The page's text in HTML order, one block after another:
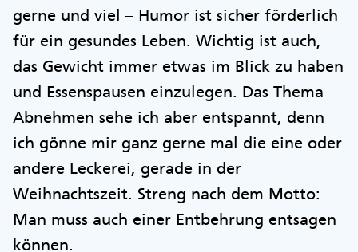
gerne und viel – Humor ist sicher förderlich
für ein gesundes Leben. Wichtig ist auch,
das Gewicht immer etwas im Blick zu haben
und Essenspausen einzulegen. Das Thema
Abnehmen sehe ich aber entspannt, denn
ich gönne mir ganz gerne mal die eine oder
andere Leckerei, gerade in der
Weihnachtszeit. Streng nach dem Motto:
Man muss auch einer Entbehrung entsagen
können.